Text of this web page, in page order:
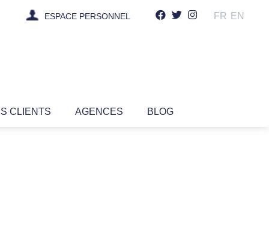
ESPACE PERSONNEL FR EN
CLIENTS AGENCES BLOG